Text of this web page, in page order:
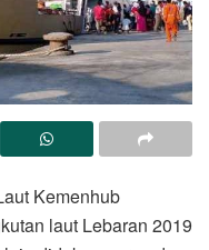
Kemenhub
laut Lebaran 2019